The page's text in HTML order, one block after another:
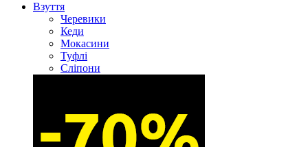
Взуття
Черевики
Кеди
Мокасини
Туфлі
Сліпони